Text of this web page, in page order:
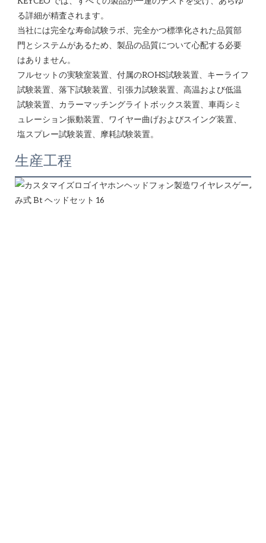
る詳細が精査されます。
当社には完全な寿命試験ラボ、完全かつ標準化された品質部
門とシステムがあるため、製品の品質について心配する必要
はありません。
フルセットの実験室装置、付属のROHS試験装置、キーライフ
試験装置、落下試験装置、引張力試験装置、高温および低温
試験装置、カラーマッチングライトボックス装置、車両シミ
ュレーション振動装置、ワイヤー曲げおよびスイング装置、
生産工程